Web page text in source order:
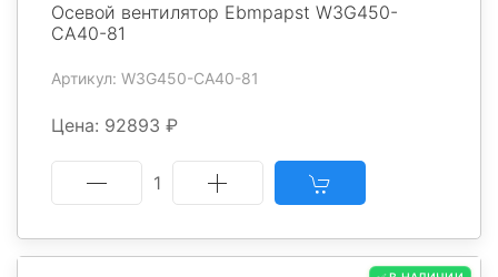
Осевой вентилятор Ebmpapst W3G450-
CA40-81
Артикул: W3G450-CA40-81
Цена: 92893 ₽
1